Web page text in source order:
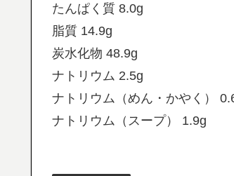
たんぱく質 8.0g
脂質 14.9g
炭水化物 48.9g
ナトリウム 2.5g
ナトリウム（めん・かやく）
ナトリウム（スープ） 1.9g